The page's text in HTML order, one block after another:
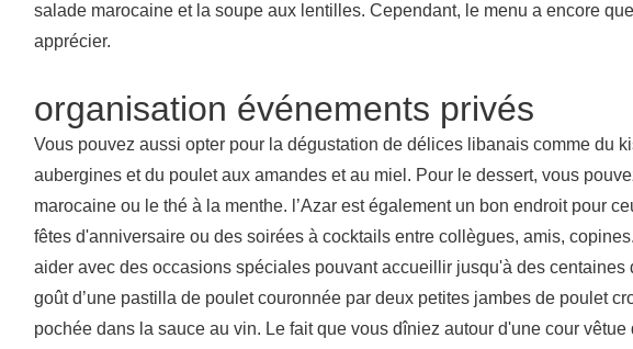
salade marocaine et la soupe aux lentilles. Cependant, le menu a encore
apprécier.
organisation événements privés
Vous pouvez aussi opter pour la dégustation de délices libanais comme du
aubergines et du poulet aux amandes et au miel. Pour le dessert, vous
marocaine ou le thé à la menthe. l’Azar est également un bon endroit pour
fêtes d'anniversaire ou des soirées à cocktails entre collègues, amis,
aider avec des occasions spéciales pouvant accueillir jusqu'à des centaines
goût d’une pastilla de poulet couronnée par deux petites jambes de poulet
pochée dans la sauce au vin. Le fait que vous dîniez autour d'une cour